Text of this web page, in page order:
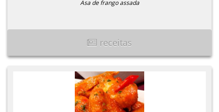
Asa de frango assada
receitas